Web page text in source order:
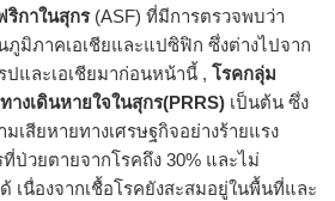
กาในสุกร(ASF) ที่มีการตรวจพบว่า
ภูมิภาคเอเชียและแปซิฟิก ซึ่งต่างไปจาก
และเอเชียมาก่อนหน้านี้ , โรคกลุ่ม
งเดินหายใจในสุกร(PRRS) เป็นต้น ซึ่ง
เสียหายทางเศรษฐกิจอย่างร้ายแรง
ป่วยตายจากโรคถึง 30% และไม่
เนื่องจากเชื้อโรคยังสะสมอยู่ในพื้นที่และ